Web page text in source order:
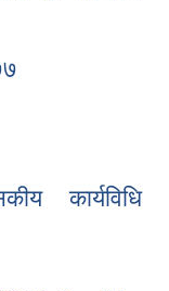
कार्यविधि